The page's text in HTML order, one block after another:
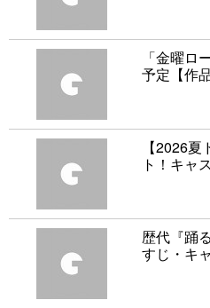
「金曜ロ
予定【作
【2026
ト！キャ
歴代『踊
すじ・キ